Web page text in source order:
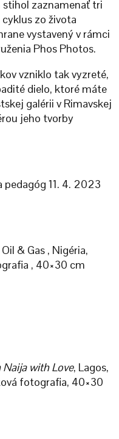
zaznamenať tri
zo života
vystavený v rámci
Phos Photos.
vzniklo tak vyzreté,
dielo, ktoré máte
galérii v Rimavskej
jeho tvorby
11. 4. 2023
& Gas , Nigéria,
, 40×30 cm
Naija with Love, Lagos,
fotografia, 40×30